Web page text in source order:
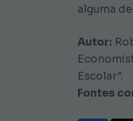
alguma
Autor:
Escolar”.
Fontes